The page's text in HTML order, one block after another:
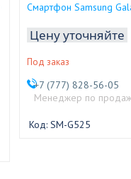
Смартфон Samsung
Цену уточняйте
Под заказ
+7 (777) 828-56-05
Менеджер по
SM-G525